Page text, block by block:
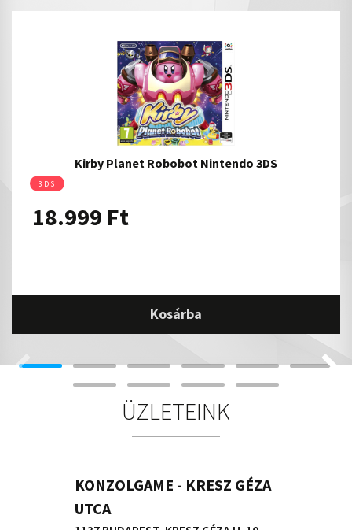
Kirby Planet Robobot Nintendo 3DS
3DS
18.999 Ft
Kosárba
ÜZLETEINK
KONZOLGAME - KRESZ GÉZA
UTCA